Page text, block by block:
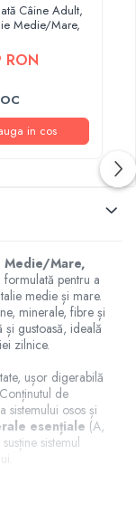
Câine Adult,
Medie/Mare,
in cos
Medie/Mare,
pentru a
medie și mare.
minerale, fibre și
gustoasă, ideală
zilnice.
ușor digerabilă
de
sistemului osos și
esențiale (A,
sistemul
fibre din legume și